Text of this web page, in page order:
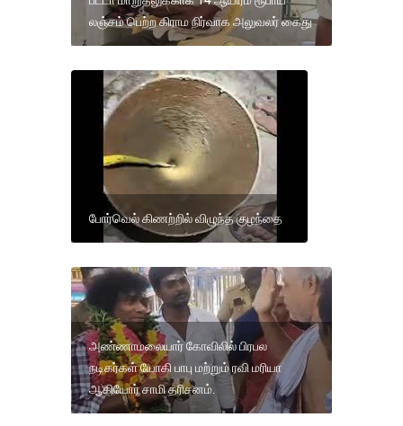
லஞ்சம் பெற்ற கிராம நிர்வாக அலுவலர் கைது
போர்வெல் கிணற்றில் விழுந்த குழந்தை
அண்ணாமலையார் கோவிலில் பிரபல
நடிகர்கள் யோகி பாபு மற்றும் ரவி மரியா
ஆகியோர் சாமி தரிசனம்.